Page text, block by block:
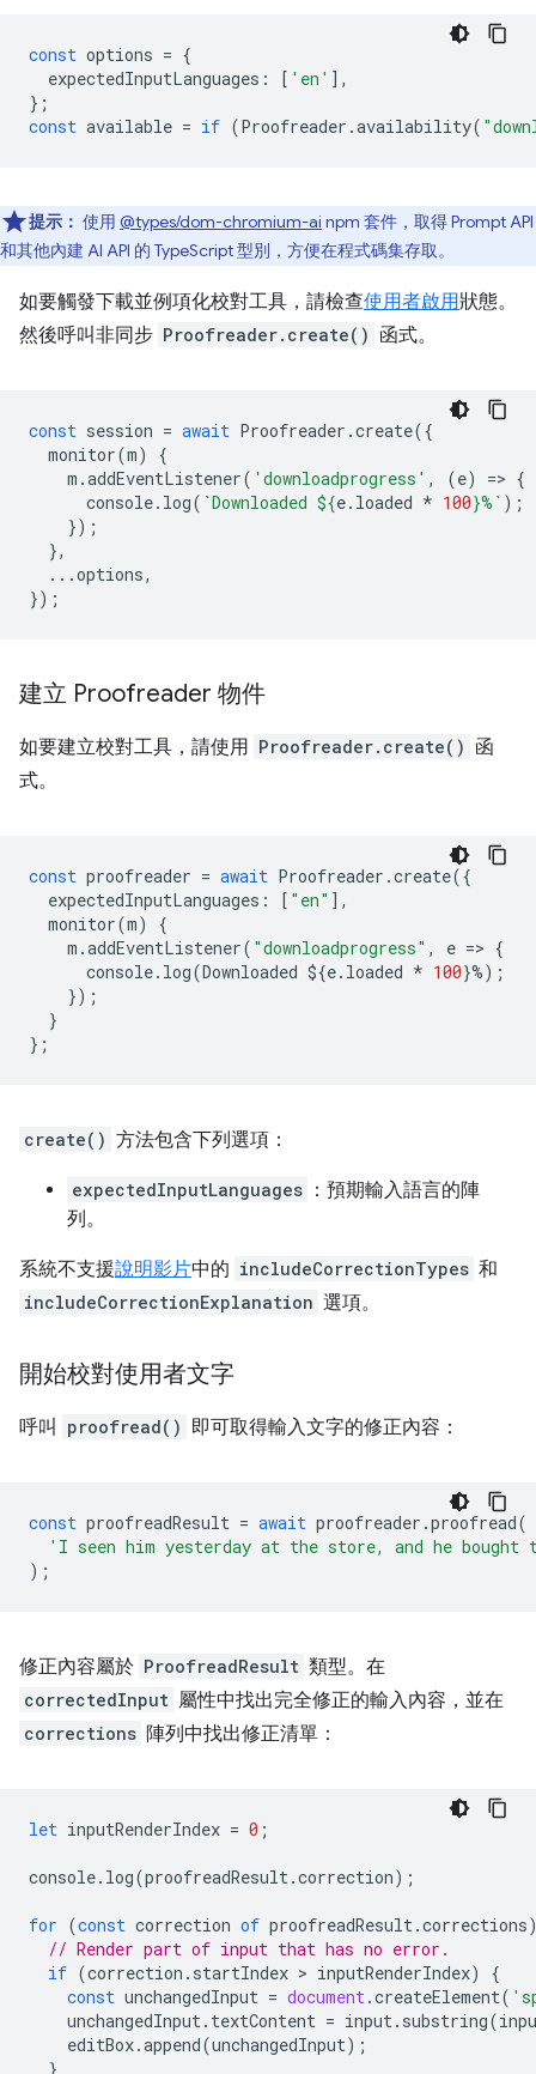
const options = {
expectedInputLanguages : [ 'en' ],
};
const available = if (Proofreader .availability(
提示： 使用 @types/dom-chromium-ai npm 套件，取得 Prompt API
和其他內建 AI API 的 TypeScript 型別，方便在程式碼集存取。
如要觸發下載並例項化校對工具，請檢查使用者啟用狀態。
然後呼叫非同步 Proofreader.create() 函式。
const session = await Proofreader .create({
monitor(m)
{
m .addEventListener( 'downloadprogress' , (e) => {
console. log( `Downloaded ${e. loaded * 100}%` );
});
},
...options,
});
建立 Proofreader 物件
如要建立校對工具，請使用 Proofreader.create() 函
式。
const proofreader = await Proofreader .create({
expectedInputLanguages : [ "en" ],
monitor(m)
{
m .addEventListener( "downloadprogress" , e => {
console. log(Downloaded ${e. loaded * 100}%);
});
}
};
create() 方法包含下列選項：
expectedInputLanguages ：預期輸入語言的陣
列。
系統不支援說明影片中的 includeCorrectionTypes 和
includeCorrectionExplanation 選項。
開始校對使用者文字
呼叫 proofread() 即可取得輸入文字的修正內容：
const proofreadResult = await proofreader .proofread(
'I seen him yesterday at the store, and he
);
修正內容屬於 ProofreadResult 類型。在
correctedInput 屬性中找出完全修正的輸入內容，並在
corrections 陣列中找出修正清單：
let inputRenderIndex = 0 ;
console. log(proofreadResult.correction);
for (const correction of proofreadResult.corrections
// Render part of input that has no error.
if (correction . startIndex > inputRenderIndex)
{
const unchangedInput = document.createElement(
unchangedInput. textContent = input. substring(
editBox.append(unchangedInput);
}